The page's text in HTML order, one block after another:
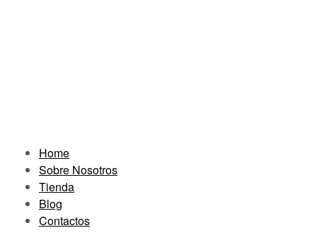
Home
Sobre Nosotros
Tienda
Blog
Contactos